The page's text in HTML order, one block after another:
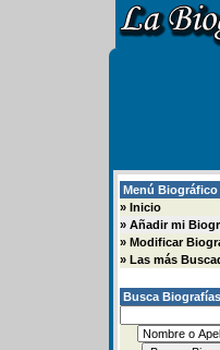
Menú Biográfico
» Inicio
» Añadir mi
» Modificar
» Las más
Busca Biografías